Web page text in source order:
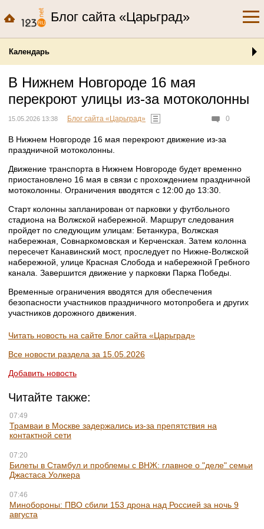
Блог сайта «Царьград»
Календарь
В Нижнем Новгороде 16 мая
перекроют улицы из-за мотоколонны
0
15.05.2026 13:38 Блог сайта «Царьград»
В Нижнем Новгороде 16 мая перекроют движение из-за
праздничной мотоколонны.
Движение транспорта в Нижнем Новгороде будет временно
приостановлено 16 мая в связи с прохождением праздничной
мотоколонны. Ограничения вводятся с 12:00 до 13:30.
Старт колонны запланирован от парковки у футбольного
стадиона на Волжской набережной. Маршрут следования
пройдет по следующим улицам: Бетанкура, Волжская
набережная, Совнаркомовская и Керченская. Затем колонна
пересечет Канавинский мост, проследует по Нижне-Волжской
набережной, улице Красная Слобода и набережной Гребного
канала. Завершится движение у парковки Парка Победы.
Временные ограничения вводятся для обеспечения
безопасности участников праздничного мотопробега и других
участников дорожного движения.
Читать новость на сайте Блог сайта «Царьград»
Все новости раздела за 15.05.2026
Добавить новость
Читайте также:
07:49
Трамваи в Москве задержались из-за препятствия на
контактной сети
07:20
Билеты в Стамбул и проблемы с ВНЖ: главное о "деле" семьи
Джастаса Уолкера
07:46
Минобороны: ПВО сбили 153 дрона над Россией за ночь 9
августа